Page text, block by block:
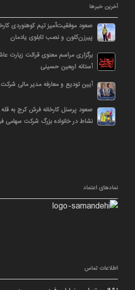
آخرین خبرها
صعود موفقیت‌آمیز تیم کوهنوردی
پیرزن‌کلون و نصب تابلوی یادمان
برگزاری مراسم معنوی قرائت زیارت
آستانه اربعین حسینی
آیین تودیع و معارفه مدیر مالی
صعود پرسنل کارخانه فرش کرج به قله
نشاط در خانواده بزرگ شرکت سهامی
نمادهای اعتماد
اطلاعات تماس